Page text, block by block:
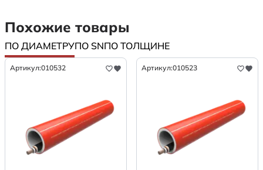
Похожие товары
ПО ДИАМЕТРУПО SNПО ТОЛЩИНЕ
Артикул:010532 Артикул:010523